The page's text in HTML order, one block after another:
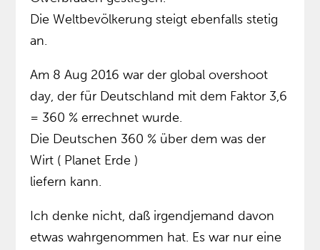
Die Weltbevölkerung steigt ebenfalls stetig
an.
Am 8 Aug 2016 war der global overshoot
day, der für Deutschland mit dem Faktor 3,6
= 360 % errechnet wurde.
Die Deutschen 360 % über dem was der
Wirt ( Planet Erde )
liefern kann.
Ich denke nicht, daß irgendjemand davon
etwas wahrgenommen hat. Es war nur eine